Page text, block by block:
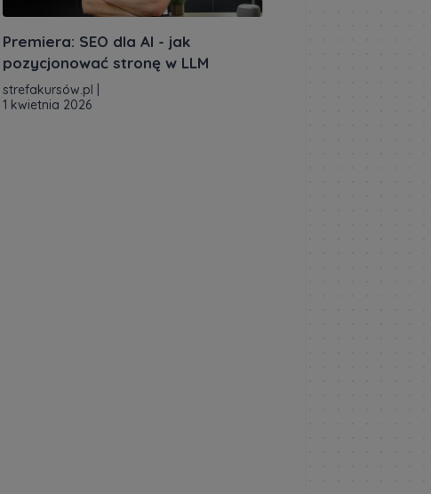
Premiera: SEO dla AI - jak
pozycjonować stronę w LLM
strefakursów.pl
1 kwietnia 2026